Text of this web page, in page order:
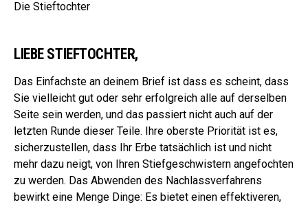
Die Stieftochter
LIEBE STIEFTOCHTER,
Das Einfachste an deinem Brief ist dass es scheint, dass
Sie vielleicht gut oder sehr erfolgreich alle auf derselben
Seite sein werden, und das passiert nicht auch auf der
letzten Runde dieser Teile. Ihre oberste Priorität ist es,
sicherzustellen, dass Ihr Erbe tatsächlich ist und nicht
mehr dazu neigt, von Ihren Stiefgeschwistern angefochten
zu werden. Das Abwenden des Nachlassverfahrens
bewirkt eine Menge Dinge: Es bietet einen effektiveren,